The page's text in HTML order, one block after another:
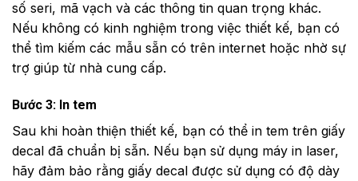
số seri, mã vạch và các thông tin quan trọng khác.
Nếu không có kinh nghiệm trong việc thiết kế, bạn có
thể tìm kiếm các mẫu sẵn có trên internet hoặc nhờ sự
trợ giúp từ nhà cung cấp.
Bước 3: In tem
Sau khi hoàn thiện thiết kế, bạn có thể in tem trên giấy
decal đã chuẩn bị sẵn. Nếu bạn sử dụng máy in laser,
hãy đảm bảo rằng giấy decal được sử dụng có độ dày